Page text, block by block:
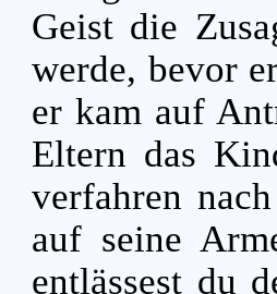
Geist die
werde, bevor
er kam auf
Eltern das
verfahren
auf seine
entlässest du